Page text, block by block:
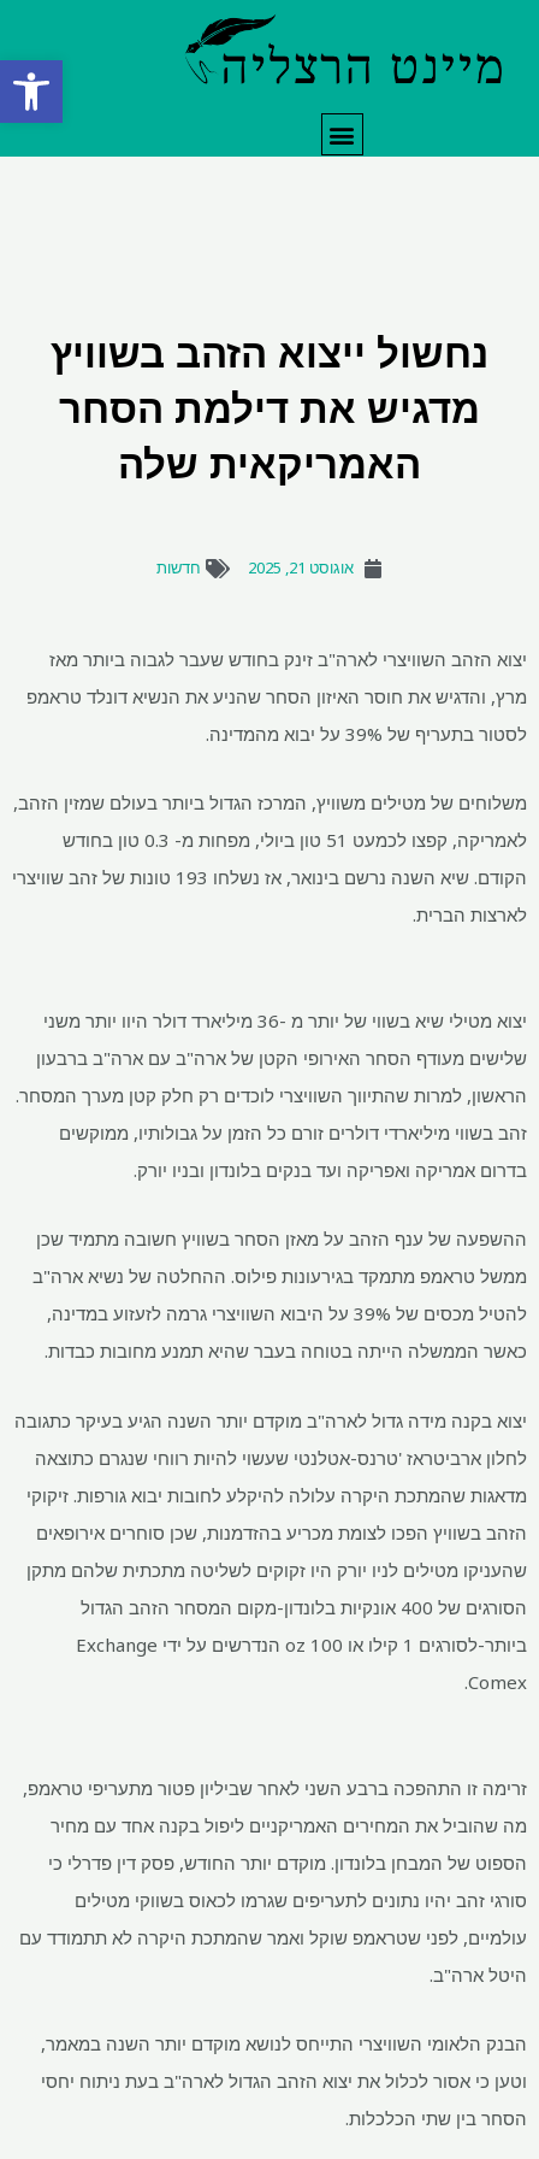
פתח
תפריט
נחשול ייצוא הזהב בשוויץ
מדגיש את דילמת הסחר
האמריקאית שלה
אוגוסט 21, 2025 חדשות
יצוא הזהב השוויצרי לארה"ב זינק בחודש שעבר לגבוה ביותר מאז
מרץ, והדגיש את חוסר האיזון הסחר שהניע את הנשיא דונלד טראמפ
לסטור בתעריף של 39% על יבוא מהמדינה.
משלוחים של מטילים משוויץ, המרכז הגדול ביותר בעולם שמזין הזהב,
לאמריקה, קפצו לכמעט 51 טון ביולי, מפחות מ- 0.3 טון בחודש
הקודם. שיא השנה נרשם בינואר, אז נשלחו 193 טונות של זהב שוויצרי
לארצות הברית.
יצוא מטילי שיא בשווי של יותר מ -36 מיליארד דולר היוו יותר משני
שלישים מעודף הסחר האירופי הקטן של ארה"ב עם ארה"ב ברבעון
הראשון, למרות שהתיווך השוויצרי לוכדים רק חלק קטן מערך המסחר.
זהב בשווי מיליארדי דולרים זורם כל הזמן על גבולותיו, ממוקשים
בדרום אמריקה ואפריקה ועד בנקים בלונדון ובניו יורק.
ההשפעה של ענף הזהב על מאזן הסחר בשוויץ חשובה מתמיד שכן
ממשל טראמפ מתמקד בגירעונות פילוס. ההחלטה של ​​נשיא ארה"ב
להטיל מכסים של 39% על היבוא השוויצרי גרמה לזעזוע במדינה,
כאשר הממשלה הייתה בטוחה בעבר שהיא תמנע מחובות כבדות.
יצוא בקנה מידה גדול לארה"ב מוקדם יותר השנה הגיע בעיקר כתגובה
לחלון ארביטראז 'טרנס-אטלנטי שעשוי להיות רווחי שנגרם כתוצאה
מדאגות שהמתכת היקרה עלולה להיקלע לחובות יבוא גורפות. זיקוקי
הזהב בשוויץ הפכו לצומת מכריע בהזדמנות, שכן סוחרים אירופאים
שהעניקו מטילים לניו יורק היו זקוקים לשליטה מתכתית שלהם מתקן
הסורגים של 400 אונקיות בלונדון-מקום המסחר הזהב הגדול
ביותר-לסורגים 1 קילו או 100 oz הנדרשים על ידי Exchange
Comex.
זרימה זו התהפכה ברבע השני לאחר שביליון פטור מתעריפי טראמפ,
מה שהוביל את המחירים האמריקניים ליפול בקנה אחד עם מחיר
הספוט של המבחן בלונדון. מוקדם יותר החודש, פסק דין פדרלי כי
סורגי זהב יהיו נתונים לתעריפים שגרמו לכאוס בשווקי מטילים
עולמיים, לפני שטראמפ שוקל ואמר שהמתכת היקרה לא תתמודד עם
היטל ארה"ב.
הבנק הלאומי השוויצרי התייחס לנושא מוקדם יותר השנה במאמר,
וטען כי אסור לכלול את יצוא הזהב הגדול לארה"ב בעת ניתוח יחסי
הסחר בין שתי הכלכלות.